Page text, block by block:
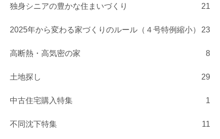
独身シニアの豊かな住まいづくり 21
2025年から変わる家づくりのルール（４号特例縮小） 23
高断熱・高気密の家 8
土地探し 29
中古住宅購入特集 1
不同沈下特集 11